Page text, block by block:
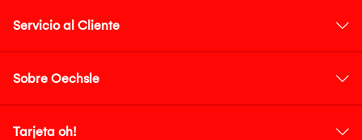
Servicio al Cliente
Sobre Oechsle
Tarjeta oh!